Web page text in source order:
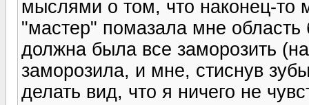
мыслями о том, что наконец-то
"мастер" помазала мне область
должна была все заморозить
заморозила, и мне, стиснув
делать вид, что я ничего не